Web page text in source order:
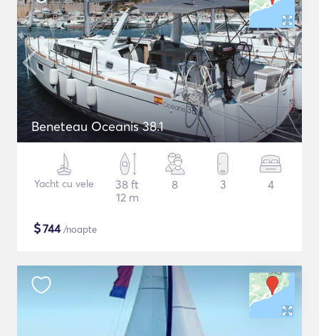
Beneteau Oceanis 38.1
Yacht cu vele
38 ft
12 m
8 3 4
$744/noapte